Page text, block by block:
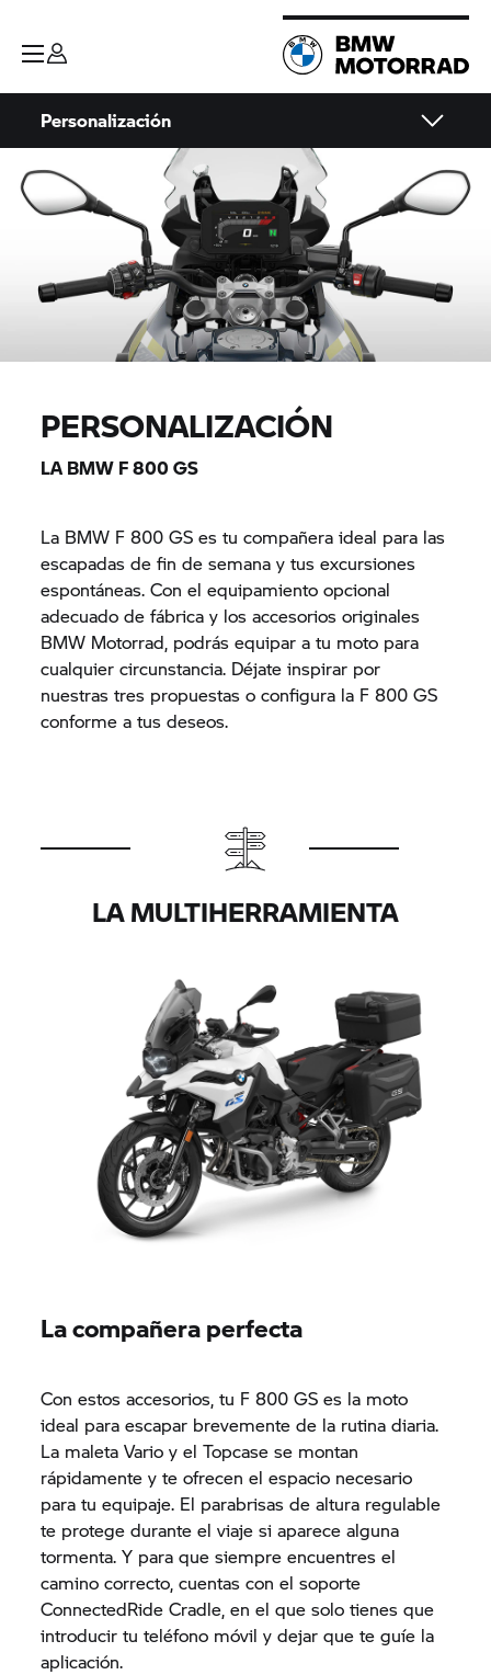
Personalización
PERSONALIZACIÓN
LA BMW F 800 GS
La BMW F 800 GS es tu compañera ideal para las
escapadas de fin de semana y tus excursiones
espontáneas. Con el equipamiento opcional
adecuado de fábrica y los accesorios originales
BMW Motorrad, podrás equipar a tu moto para
cualquier circunstancia. Déjate inspirar por
nuestras tres propuestas o configura la F 800 GS
conforme a tus deseos.
LA MULTIHERRAMIENTA
La compañera perfecta
Con estos accesorios, tu F 800 GS es la moto
ideal para escapar brevemente de la rutina diaria.
La maleta Vario y el Topcase se montan
rápidamente y te ofrecen el espacio necesario
para tu equipaje. El parabrisas de altura regulable
te protege durante el viaje si aparece alguna
tormenta. Y para que siempre encuentres el
camino correcto, cuentas con el soporte
ConnectedRide Cradle, en el que solo tienes que
introducir tu teléfono móvil y dejar que te guíe la
aplicación.